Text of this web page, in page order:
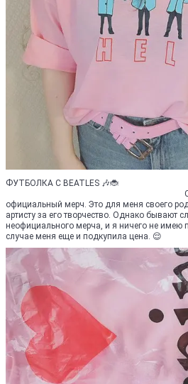
ФУТБОЛКА С BEATLES 🎶🐞
официальный мерч. Это для меня своего
артисту за его творчество. Однако бывают
неофициального мерча, и я ничего не имею
случае меня еще и подкупила цена. 😌